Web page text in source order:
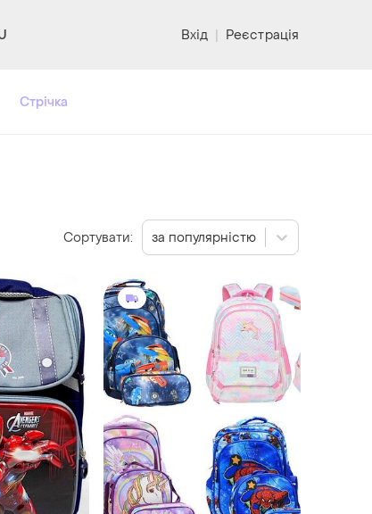
Вхід | Реєстрація
Стрічка
Сортувати: за популярністю